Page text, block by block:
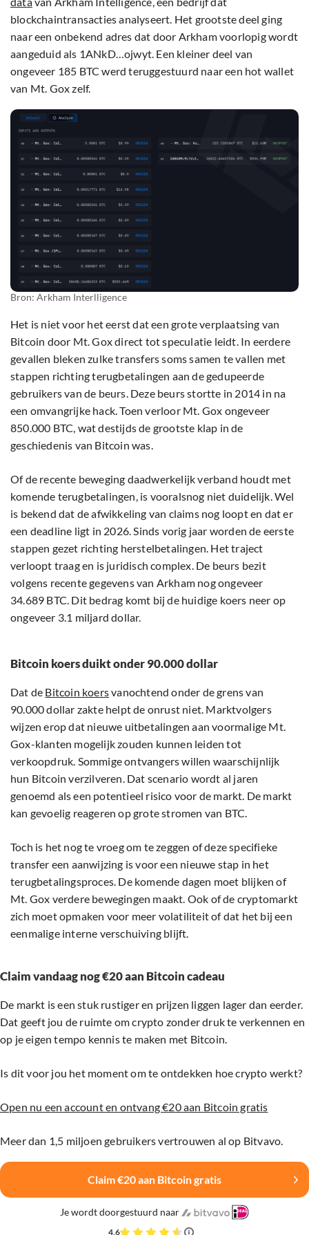
blockchaintransacties analyseert. Het grootste deel ging
naar een onbekend adres dat door Arkham voorlopig wordt
aangeduid als 1ANkD…ojwyt. Een kleiner deel van
ongeveer 185 BTC werd teruggestuurd naar een hot wallet
van Mt. Gox zelf.
Bron: Arkham Interlligence
Het is niet voor het eerst dat een grote verplaatsing van
Bitcoin door Mt. Gox direct tot speculatie leidt. In eerdere
gevallen bleken zulke transfers soms samen te vallen met
stappen richting terugbetalingen aan de gedupeerde
gebruikers van de beurs. Deze beurs stortte in 2014 in na
een omvangrijke hack. Toen verloor Mt. Gox ongeveer
850.000 BTC, wat destijds de grootste klap in de
geschiedenis van Bitcoin was.
Of de recente beweging daadwerkelijk verband houdt met
komende terugbetalingen, is vooralsnog niet duidelijk. Wel
is bekend dat de afwikkeling van claims nog loopt en dat er
een deadline ligt in 2026. Sinds vorig jaar worden de eerste
stappen gezet richting herstelbetalingen. Het traject
verloopt traag en is juridisch complex. De beurs bezit
volgens recente gegevens van Arkham nog ongeveer
34.689 BTC. Dit bedrag komt bij de huidige koers neer op
ongeveer 3.1 miljard dollar.
Bitcoin koers duikt onder 90.000 dollar
Dat de Bitcoin koersvanochtend onder de grens van
90.000 dollar zakte helpt de onrust niet. Marktvolgers
wijzen erop dat nieuwe uitbetalingen aan voormalige Mt.
Gox-klanten mogelijk zouden kunnen leiden tot
verkoopdruk. Sommige ontvangers willen waarschijnlijk
hun Bitcoin verzilveren. Dat scenario wordt al jaren
genoemd als een potentieel risico voor de markt. De markt
kan gevoelig reageren op grote stromen van BTC.
Toch is het nog te vroeg om te zeggen of deze specifieke
transfer een aanwijzing is voor een nieuwe stap in het
terugbetalingsproces. De komende dagen moet blijken of
Mt. Gox verdere bewegingen maakt. Ook of de cryptomarkt
zich moet opmaken voor meer volatiliteit of dat het bij een
eenmalige interne verschuiving blijft.
Claim vandaag nog €20 aan Bitcoin cadeau
De markt is een stuk rustiger en prijzen liggen lager dan eerder.
Dat geeft jou de ruimte om crypto zonder druk te verkennen en
op je eigen tempo kennis te maken met Bitcoin.
Is dit voor jou het moment om te ontdekken hoe crypto werkt?
Open nu een account en ontvang €20 aan Bitcoin gratis
Meer dan 1,5 miljoen gebruikers vertrouwen al op Bitvavo.
Claim €20 aan Bitcoin gratis
Je wordt doorgestuurd naar
4,6